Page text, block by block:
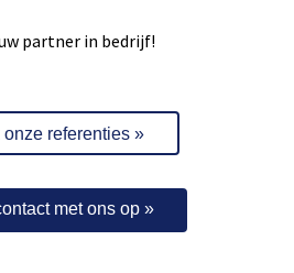
partner in bedrijf!
onze referenties »
met ons op »